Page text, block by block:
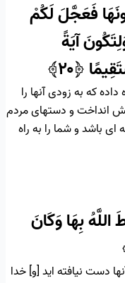
فَعَجَّلَ لَكُمْ
آيَةً
﴿۲۰﴾
كه به زودى آنها را
انداخت و دستهاى مردم
اى باشد و شما را به راه
اللَّهُ بِهَا وَكَانَ
دست نيافته‏ ايد [و] خدا